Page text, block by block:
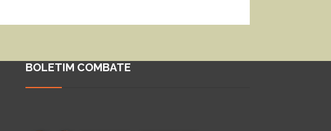
BOLETIM COMBATE